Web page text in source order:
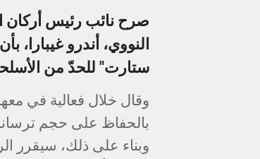
صرح نائب رئيس أركان
النووي، أندرو غيبارا،
ستارت" للحدّ من
وقال خلال فعالية في
بالحفاظ على حجم
وبناء على ذلك، سيقرر